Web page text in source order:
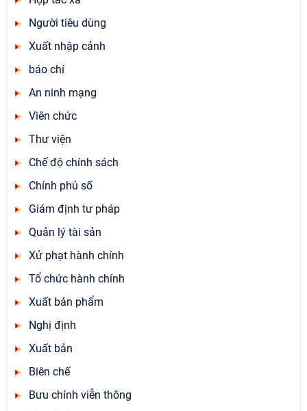
Người tiêu dùng
Xuất nhập cảnh
báo chí
An ninh mạng
Viên chức
Thư viện
Chế độ chính sách
Chính phủ số
Giám định tư pháp
Quản lý tài sản
Xử phạt hành chính
Tổ chức hành chính
Xuất bản phẩm
Nghị định
Xuất bản
Biên chế
Bưu chính viễn thông